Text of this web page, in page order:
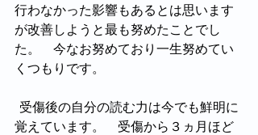
行わなかった影響もあるとは思います
が改善しようと最も努めたことでし
た。　今なお努めており一生努めてい
くつもりです。
覚えています。　受傷から３ヵ月ほど